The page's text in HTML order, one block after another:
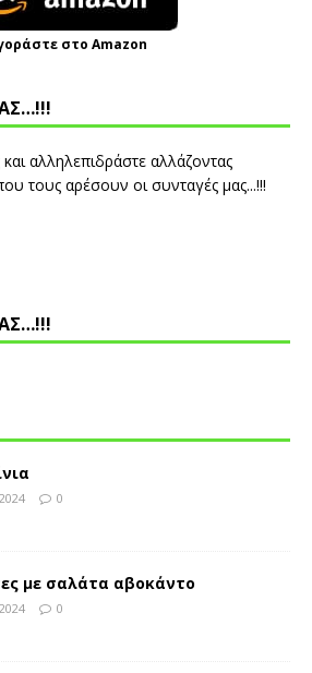
στο Amazon
αλληλεπιδράστε αλλάζοντας
τους αρέσουν οι συνταγές μας...!!!
0
με σαλάτα αβοκάντο
0